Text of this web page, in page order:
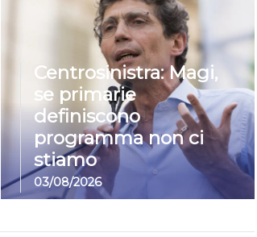
Centrosinistra: Magi,
se primarie
definiscono
programma non ci
stiamo
03/08/2026